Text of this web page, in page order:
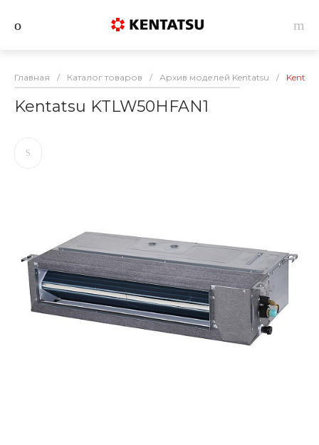
Главная / Каталог товаров / Архив моделей Kentatsu /
Kentatsu KTLW50HFAN1